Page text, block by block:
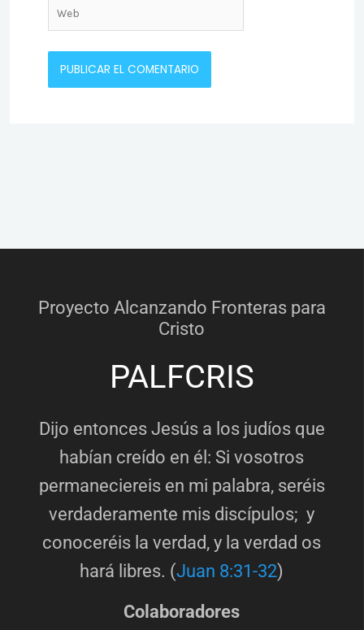
Web
Proyecto Alcanzando Fronteras para
Cristo
PALFCRIS
Dijo entonces Jesús a los judíos que
habían creído en él: Si vosotros
permaneciereis en mi palabra, seréis
verdaderamente mis discípulos; y
conoceréis la verdad, y la verdad os
hará libres. (Juan 8:31-32)
Colaboradores